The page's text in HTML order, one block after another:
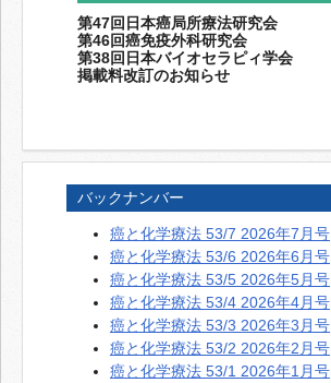
第47回日本癌局所療法研究会
第46回癌免疫外科研究会
第38回日本バイオセラピィ学会
掲載料改訂のお知らせ
バックナンバー
癌と化学療法 53/7 2026年7月号
癌と化学療法 53/6 2026年6月号
癌と化学療法 53/5 2026年5月号
癌と化学療法 53/4 2026年4月号
癌と化学療法 53/3 2026年3月号
癌と化学療法 53/2 2026年2月号
癌と化学療法 53/1 2026年1月号